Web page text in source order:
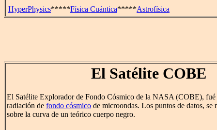
HyperPhysics*****Física Cuántica*****Astrofísica
El Satélite COBE
El Satélite Explorador de Fondo Cósmico de la NASA (COBE), fué
radiación de fondo cósmico de microondas. Los puntos de datos, se
sobre la curva de un teórico cuerpo negro.